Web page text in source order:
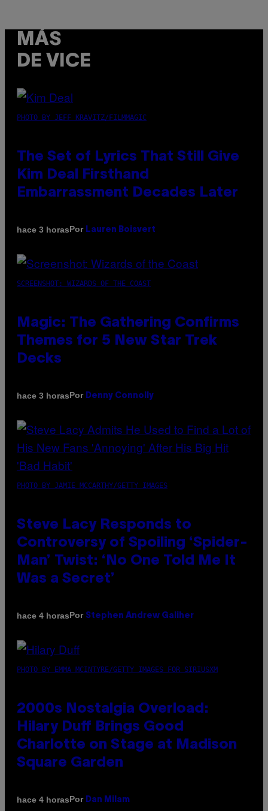
MÁS
DE VICE
PHOTO BY JEFF KRAVITZ/FILMMAGIC
The Set of Lyrics That Still Give
Kim Deal Firsthand
Embarrassment Decades Later
hace 3 horasPor Lauren Boisvert
SCREENSHOT: WIZARDS OF THE COAST
Magic: The Gathering Confirms
Themes for 5 New Star Trek
Decks
hace 3 horasPor Denny Connolly
PHOTO BY JAMIE MCCARTHY/GETTY IMAGES
Steve Lacy Responds to
Controversy of Spoiling ‘Spider-
Man’ Twist: ‘No One Told Me It
Was a Secret’
hace 4 horasPor Stephen Andrew Galiher
PHOTO BY EMMA MCINTYRE/GETTY IMAGES FOR SIRIUSXM
2000s Nostalgia Overload:
Hilary Duff Brings Good
Charlotte on Stage at Madison
Square Garden
hace 4 horasPor Dan Milam